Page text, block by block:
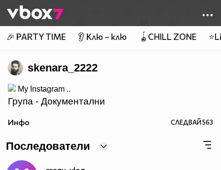
👾
🎉 PARTY TIME 👂 Клю – клю 🪀CHILL ZONE
skenara_2222
My Instagram ..
Група - Документални
Филми!
Инфо СЛЕДВАЙ563
Последователи